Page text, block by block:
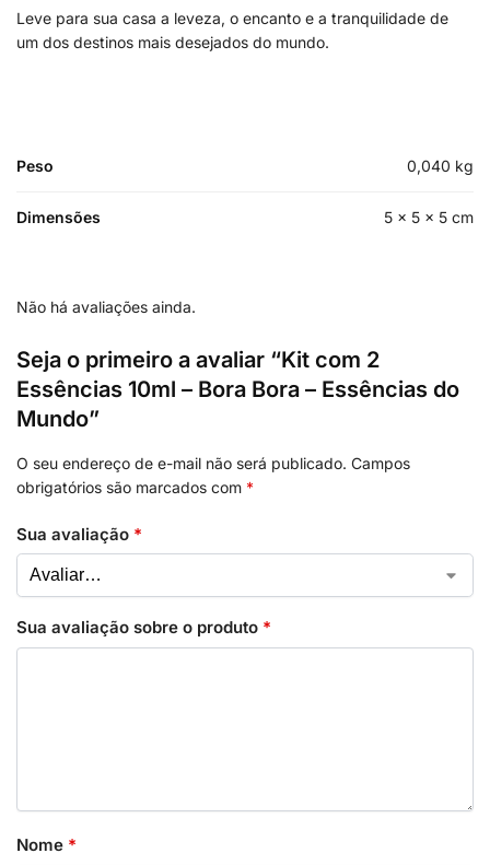
Leve para sua casa a leveza, o encanto e a tranquilidade de
um dos destinos mais desejados do mundo.
Peso 0,040 kg
Dimensões 5 × 5 × 5 cm
Não há avaliações ainda.
Seja o primeiro a avaliar “Kit com 2
Essências 10ml – Bora Bora – Essências do
Mundo”
O seu endereço de e-mail não será publicado. Campos
obrigatórios são marcados com *
Sua avaliação *
Sua avaliação sobre o produto *
Nome *